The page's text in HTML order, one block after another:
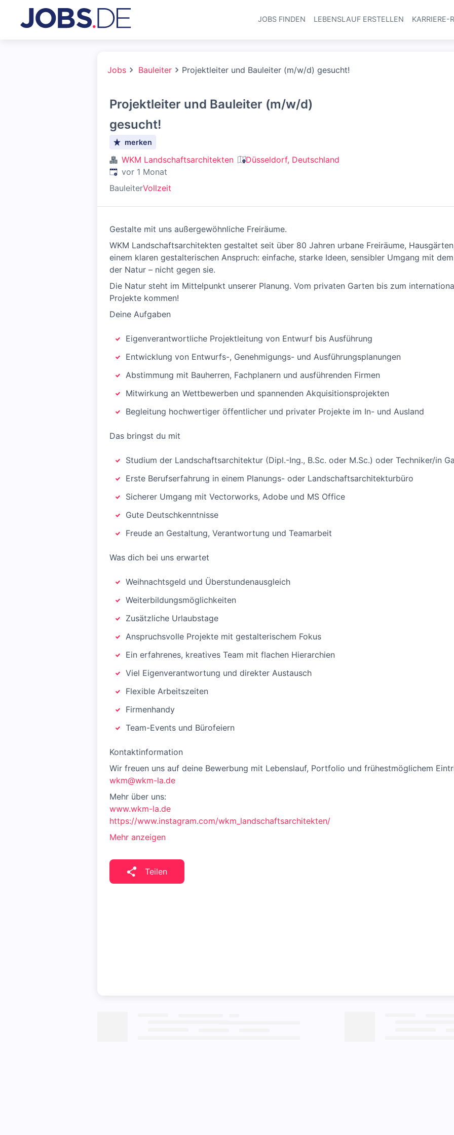
Haupt-
JOBS FINDEN LEBENSLAUF ERSTELLEN KARRIERE-
Jobs Bauleiter Projektleiter und Bauleiter (m/w/d) gesucht!
Projektleiter und Bauleiter (m/w/d)
gesucht!
merken
WKM Landschaftsarchitekten
Düsseldorf, Deutschland
Veröffentlicht:
vor 1 Monat
BauleiterVollzeit
Gestalte mit uns außergewöhnliche Freiräume.
WKM Landschaftsarchitekten gestaltet seit über 80 Jahren urbane Freiräume,
einem klaren gestalterischen Anspruch: einfache, starke Ideen, sensibler Umgang mit
der Natur – nicht gegen sie.
Die Natur steht im Mittelpunkt unserer Planung. Vom privaten Garten bis zum
Projekte kommen!
Deine Aufgaben
Eigenverantwortliche Projektleitung von Entwurf bis Ausführung
Entwicklung von Entwurfs-, Genehmigungs- und Ausführungsplanungen
Abstimmung mit Bauherren, Fachplanern und ausführenden Firmen
Mitwirkung an Wettbewerben und spannenden Akquisitionsprojekten
Begleitung hochwertiger öffentlicher und privater Projekte im In- und Ausland
Das bringst du mit
Studium der Landschaftsarchitektur (Dipl.-Ing., B.Sc. oder M.Sc.) oder Techniker/in
Erste Berufserfahrung in einem Planungs- oder Landschaftsarchitekturbüro
Sicherer Umgang mit Vectorworks, Adobe und MS Office
Gute Deutschkenntnisse
Freude an Gestaltung, Verantwortung und Teamarbeit
Was dich bei uns erwartet
Weihnachtsgeld und Überstundenausgleich
Weiterbildungsmöglichkeiten
Zusätzliche Urlaubstage
Anspruchsvolle Projekte mit gestalterischem Fokus
Ein erfahrenes, kreatives Team mit flachen Hierarchien
Viel Eigenverantwortung und direkter Austausch
Flexible Arbeitszeiten
Firmenhandy
Team-Events und Bürofeiern
Kontaktinformation
Wir freuen uns auf deine Bewerbung mit Lebenslauf, Portfolio und frühestmöglichem
wkm@wkm-la.de
Mehr über uns:
www.wkm-la.de
https://www.instagram.com/wkm_landschaftsarchitekten/
Mehr anzeigen
Teilen